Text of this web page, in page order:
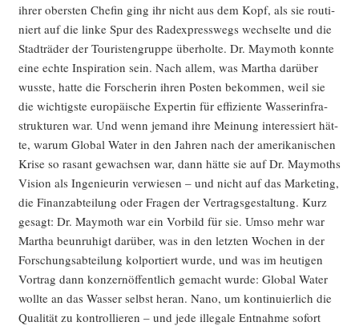
ihrer obers­ten Che­fin ging ihr nicht aus dem Kopf, als sie rou­ti­
niert auf die lin­ke Spur des Rad­ex­press­wegs wech­sel­te und die
Stadt­rä­der der Tou­ris­ten­grup­pe über­hol­te. Dr. May­mo­th konn­te
eine ech­te Inspi­ra­ti­on sein. Nach allem, was Mar­tha dar­über
wuss­te, hat­te die For­sche­rin ihren Pos­ten bekom­men, weil sie
die wich­tigs­te euro­päi­sche Exper­tin für effi­zi­en­te Was­ser­in­fra­
struk­tu­ren war. Und wenn jemand ihre Mei­nung inter­es­siert hät­
te, war­um Glo­bal Water in den Jah­ren nach der ame­ri­ka­ni­schen
Kri­se so rasant gewach­sen war, dann hät­te sie auf Dr. May­mo­ths
Visi­on als Inge­nieu­rin ver­wie­sen – und nicht auf das Mar­ke­ting,
die Finanz­ab­tei­lung oder Fra­gen der Ver­trags­ge­stal­tung. Kurz
gesagt: Dr. May­mo­th war ein Vor­bild für sie. Umso mehr war
Mar­tha beun­ru­higt dar­über, was in den letz­ten Wochen in der
For­schungs­ab­tei­lung kol­por­tiert wur­de, und was im heu­ti­gen
Vor­trag dann kon­zern­öf­fent­lich gemacht wur­de: Glo­bal Water
woll­te an das Was­ser selbst her­an. Nano, um kon­ti­nu­ier­lich die
Qua­li­tät zu kon­trol­lie­ren – und jede ille­ga­le Ent­nah­me sofort